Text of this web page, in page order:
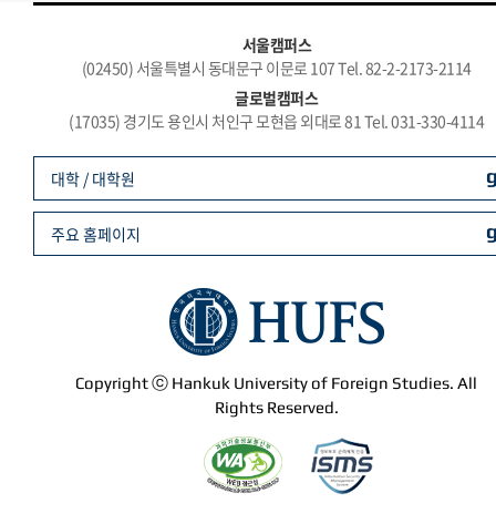
서울캠퍼스
(02450) 서울특별시 동대문구 이문로 107 Tel. 82-2-2173-2114
글로벌캠퍼스
(17035) 경기도 용인시 처인구 모현읍 외대로 81 Tel. 031-330-4114
Copyright ⓒ Hankuk University of Foreign Studies. All
Rights Reserved.
대학 / 대학원
주요 홈페이지